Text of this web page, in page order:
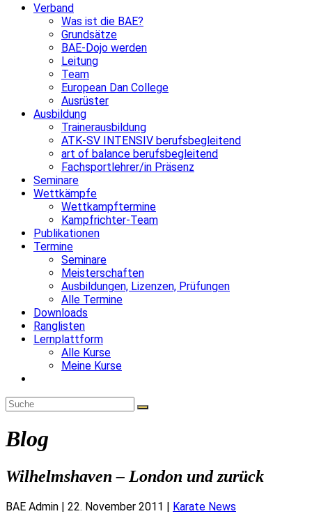
Verband
Was ist die BAE?
Grundsätze
BAE-Dojo werden
Leitung
Team
European Dan College
Ausrüster
Ausbildung
Trainerausbildung
ATK-SV INTENSIV berufsbegleitend
art of balance berufsbegleitend
Fachsportlehrer/in Präsenz
Seminare
Wettkämpfe
Wettkampftermine
Kampfrichter-Team
Publikationen
Termine
Seminare
Meisterschaften
Ausbildungen, Lizenzen, Prüfungen
Alle Termine
Downloads
Ranglisten
Lernplattform
Alle Kurse
Meine Kurse
umschalten
Blog
Wilhelmshaven – London und zurück
BAE Admin | 22. November 2011 | Karate News